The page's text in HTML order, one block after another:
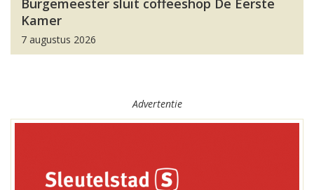
Burgemeester sluit coffeeshop De Eerste
Kamer
7 augustus 2026
Advertentie